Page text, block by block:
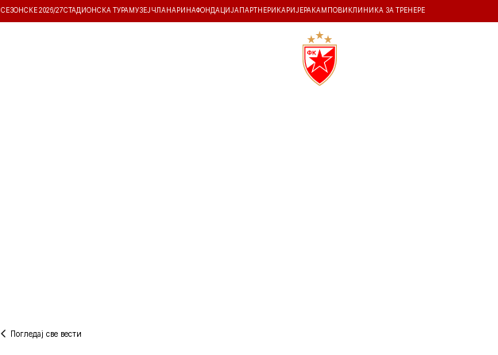
СЕЗОНСКЕ 2026/27СТАДИОНСКА ТУРА МУЗЕЈ ЧЛАНАРИНАФОНДАЦИЈА ПАРТНЕРИ КАРИЈЕРА КАМПОВИ КЛИНИКА ЗА ТРЕНЕРЕ
Погледај све вести